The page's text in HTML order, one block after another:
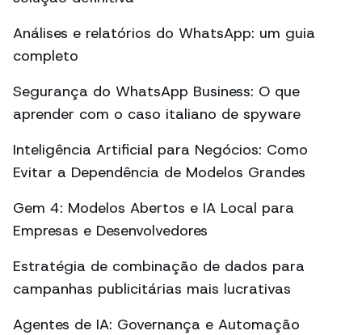
Análises e relatórios do WhatsApp: um guia
completo
Segurança do WhatsApp Business: O que
aprender com o caso italiano de spyware
Inteligência Artificial para Negócios: Como
Evitar a Dependência de Modelos Grandes
Gem 4: Modelos Abertos e IA Local para
Empresas e Desenvolvedores
Estratégia de combinação de dados para
campanhas publicitárias mais lucrativas
Agentes de IA: Governança e Automação